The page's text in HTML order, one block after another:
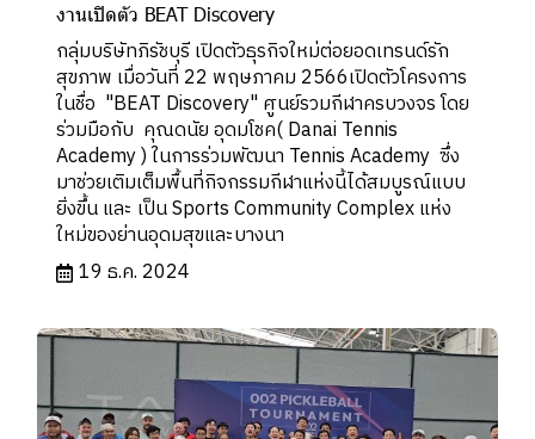
งานเปิดตัว BEAT Discovery
กลุ่มบริษัทภิรัชบุรี เปิดตัวธุรกิจใหม่ต่อยอดเทรนด์รัก
สุขภาพ เมื่อวันที่ 22 พฤษภาคม 2566เปิดตัวโครงการ
ในชื่อ "BEAT Discovery" ศูนย์รวมกีฬาครบวงจร โดย
ร่วมมือกับ คุณดนัย อุดมโชค( Danai Tennis
Academy ) ในการร่วมพัฒนา Tennis Academy ซึ่ง
มาช่วยเติมเต็มพื้นที่กิจกรรมกีฬาแห่งนี้ได้สมบูรณ์แบบ
ยิ่งขึ้น และ เป็น Sports Community Complex แห่ง
ใหม่ของย่านอุดมสุขและบางนา
19 ธ.ค. 2024